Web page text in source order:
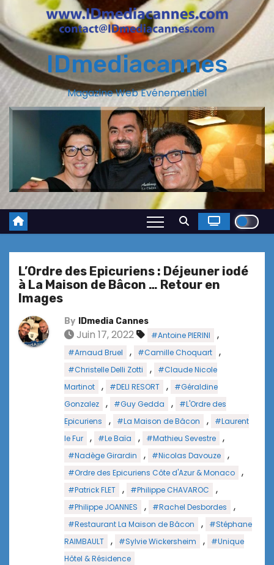
IDmediacannes
Magazine Web Evénementiel
L’Ordre des Epicuriens : Déjeuner iodé
à La Maison de Bâcon … Retour en
Images
By IDmedia Cannes
Juin 17, 2022 #Antoine PIERINI ,
#Arnaud Bruel , #Camille Choquart ,
#Christelle Delli Zotti ,
#Claude Nicole
Martinot
, #DELI RESORT ,
#Géraldine
Gonzalez
, #Guy Gedda ,
#L'Ordre des
Epicuriens
, #La Maison de Bâcon ,
#Laurent
le Fur
, #Le Baïa , #Mathieu Sevestre ,
#Nadège Girardin , #Nicolas Davouze ,
#Ordre des Epicuriens Côte d'Azur & Monaco ,
#Patrick FLET , #Philippe CHAVAROC ,
#Philippe JOANNES , #Rachel Desbordes ,
#Restaurant La Maison de Bâcon ,
#Stéphane
RAIMBAULT
, #Sylvie Wickersheim ,
#Unique
Hôtel & Résidence